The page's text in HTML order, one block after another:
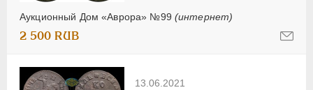
Аукционный Дом «Аврора» №99 (интернет)
2 500 RUB
13.06.2021